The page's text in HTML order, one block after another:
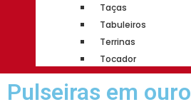
Taças
Tabuleiros
Terrinas
Tocador
Pulseiras em ouro